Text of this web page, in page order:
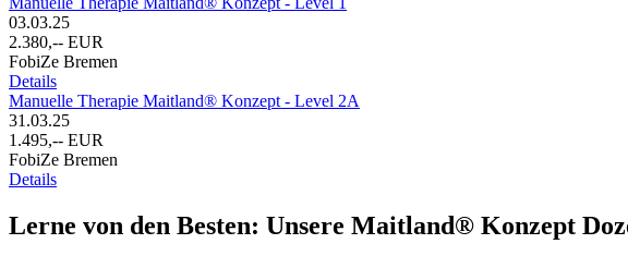
03.03.25
2.380,-- EUR
FobiZe Bremen
Details
Manuelle Therapie Maitland® Konzept - Level 2A
31.03.25
1.495,-- EUR
FobiZe Bremen
Details
Lerne von den Besten: Unsere Maitland® Konzept